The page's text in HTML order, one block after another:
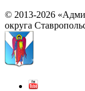
© 2013-2026
округа